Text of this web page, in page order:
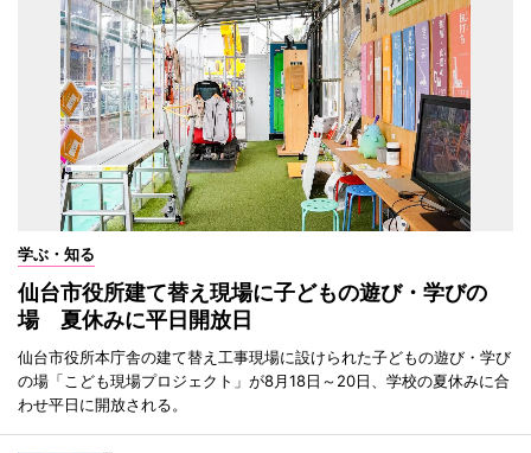
学ぶ・知る
仙台市役所建て替え現場に子どもの遊び・学びの
場 夏休みに平日開放日
仙台市役所本庁舎の建て替え工事現場に設けられた子どもの遊び・学び
の場「こども現場プロジェクト」が8月18日～20日、学校の夏休みに合
わせ平日に開放される。